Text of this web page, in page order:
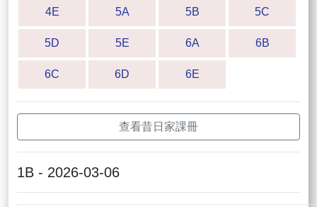
4E 5A 5B 5C
5D 5E 6A 6B
6C 6D 6E
查看昔日家課冊
1B - 2026-03-06